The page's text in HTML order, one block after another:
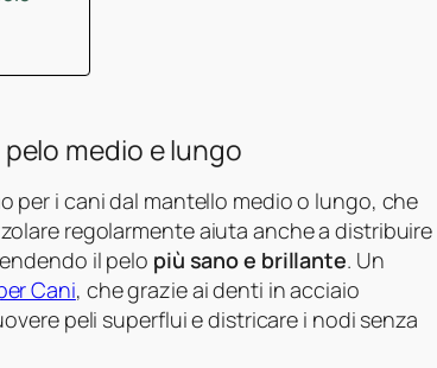
medio e lungo
per i cani dal mantello medio o lungo, che
regolarmente aiuta anche a distribuire
il pelo più sano e brillante. Un
Cani, che grazie ai denti in acciaio
peli superflui e districare i nodi senza